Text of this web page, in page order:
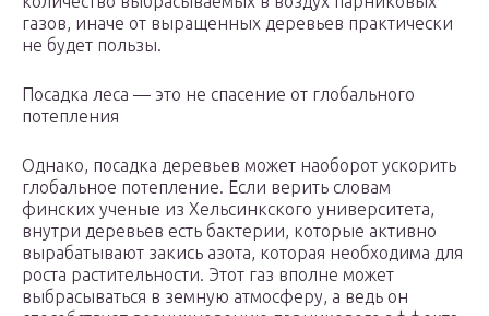
газов, иначе от выращенных деревьев практически
не будет пользы.
Посадка леса — это не спасение от глобального
потепления
Однако, посадка деревьев может наоборот ускорить
глобальное потепление. Если верить словам
финских ученые из Хельсинкского университета,
внутри деревьев есть бактерии, которые активно
вырабатывают закись азота, которая необходима для
роста растительности. Этот газ вполне может
выбрасываться в земную атмосферу, а ведь он